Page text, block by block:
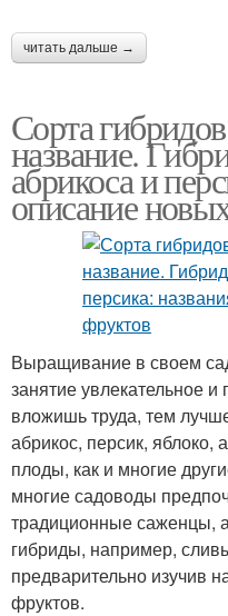
читать дальше →
Сорта
название.
абрикоса и
описание
Выращивание в своем
занятие увлекательное
вложишь труда, тем
абрикос, персик, яблоко,
плоды, как и многие
многие садоводы
традиционные саженцы,
гибриды, например,
предварительно изучив
фруктов.